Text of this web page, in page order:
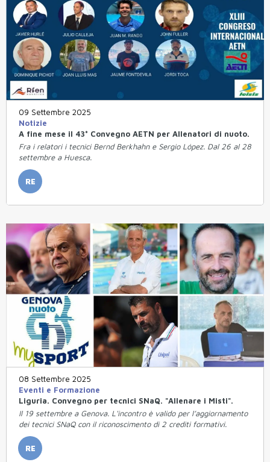
09 Settembre 2025
Notizie
A fine mese il 43° Convegno AETN per Allenatori di nuoto.
Fra i relatori i tecnici Bernd Berkhahn e Sergio López. Dal 26 al 28
settembre a Huesca.
RE
08 Settembre 2025
Eventi e Formazione
Liguria. Convegno per tecnici SNaQ. "Allenare i Misti".
Il 19 settembre a Genova. L'incontro è valido per l’aggiornamento
dei tecnici SNaQ con il riconoscimento di 2 crediti formativi.
RE